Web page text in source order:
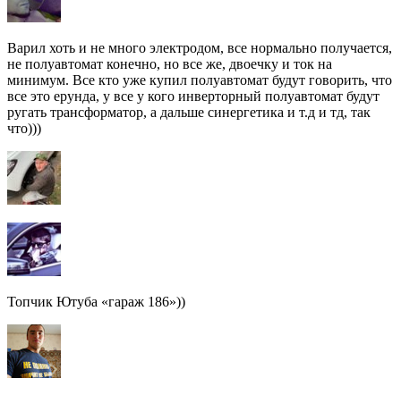
Варил хоть и не много электродом, все нормально получается,
не полуавтомат конечно, но все же, двоечку и ток на
минимум. Все кто уже купил полуавтомат будут говорить, что
все это ерунда, у все у кого инверторный полуавтомат будут
ругать трансформатор, а дальше синергетика и т.д и тд, так
что)))
Топчик Ютуба «гараж 186»))